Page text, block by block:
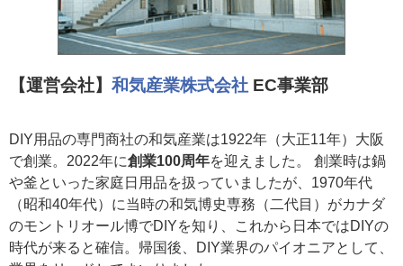
【運営会社】 和気産業株式会社 EC事業部
DIY用品の専門商社の和気産業は1922年（大正11年）大阪
で創業。2022年に創業100周年を迎えました。 創業時は鍋
や釜といった家庭日用品を扱っていましたが、1970年代
（昭和40年代）に当時の和気博史専務（二代目）がカナダ
のモントリオール博でDIYを知り、これから日本ではDIYの
時代が来ると確信。帰国後、DIY業界のパイオニアとして、